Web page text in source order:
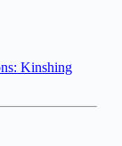
Kinshing